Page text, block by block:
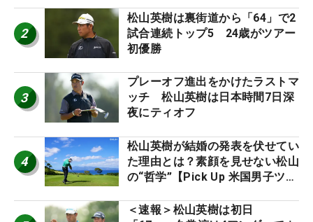
2
松山英樹は裏街道から「64」で2
試合連続トップ5 24歳がツアー
初優勝
3
プレーオフ進出をかけたラストマ
ッチ 松山英樹は日本時間7日深
夜にティオフ
4
松山英樹が結婚の発表を伏せてい
た理由とは？素顔を見せない松山
の“哲学”【Pick Up 米国男子ツア
＜速報＞松山英樹は初日